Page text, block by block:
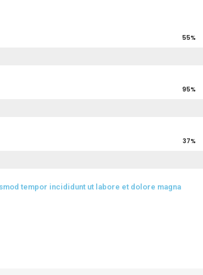
55%
95%
37%
tempor incididunt ut labore et dolore magna